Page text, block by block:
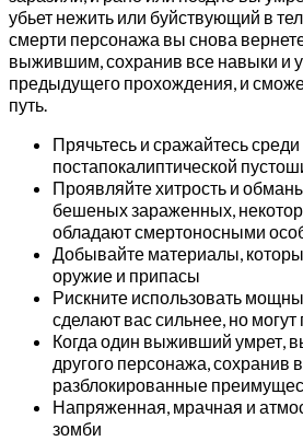
убьет нежить или буйствующий в
смерти персонажа вы снова
выжившим, сохранив все навыки и
предыдущего прохождения, и
путь.
Прячьтесь и сражайтесь
постапокалиптической
Проявляйте хитрость и
бешеных зараженных,
обладают смертоносными
Добывайте материалы,
оружие и припасы
Рискните использовать
сделают вас сильнее, но
Когда один выживший умрет,
другого персонажа, сохранив
разблокированные
Напряженная, мрачная и
зомби